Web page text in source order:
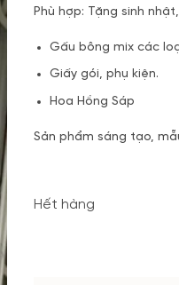
Phù hợp: Tặng sinh
Gấu bông mix các
Giấy gói, phụ kiện.
Hoa Hồng Sáp
Sản phẩm sáng tạo,
Hết hàng